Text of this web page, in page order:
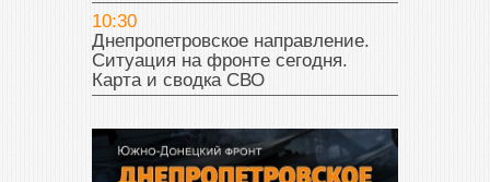
10:30
Днепропетровское направление.
Ситуация на фронте сегодня.
Карта и сводка СВО